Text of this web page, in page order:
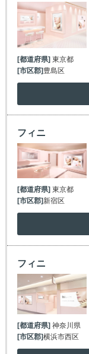
[都道府県]東京都
[市区郡]豊島区
フィニ
[都道府県]東京都
[市区郡]新宿区
フィニ
[都道府県]神奈川県
[市区郡]横浜市西区